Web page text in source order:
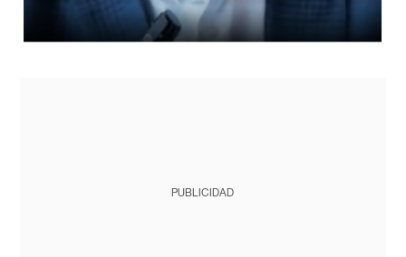
PUBLICIDAD